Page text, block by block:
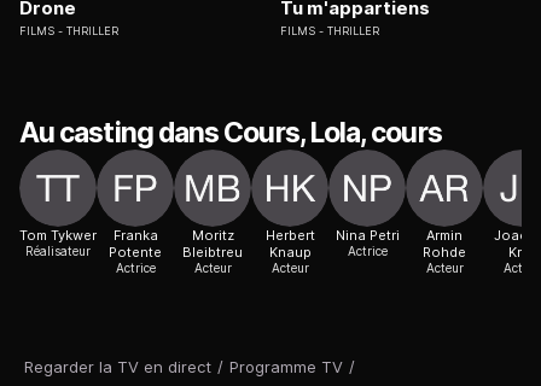
Regarder la TV en direct / Programme TV /
Drone
FILMS THRILLER
Tu m'appartiens
FILMS THRILLER
Au casting dans Cours, Lola, cours
Tom Tykwer
Réalisateur
Franka
Potente
Actrice
Moritz
Bleibtreu
Acteur
Herbert
Knaup
Acteur
Nina Petri
Actrice
Armin
Rohde
Acteur
Król
Acteur